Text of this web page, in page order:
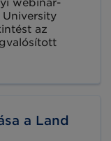
webinar-
University
az
de a
a Land